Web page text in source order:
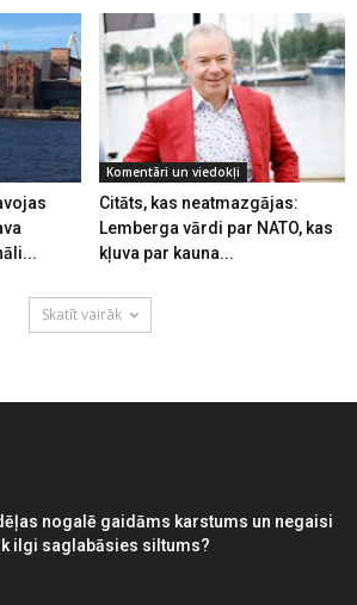
Komentāri un viedokļi
Citāts, kas neatmazgājas:
Lemberga vārdi par NATO, kas
kļuva par kauna...
Skatīt vairāk
nogalē gaidāms karstums un negaisi
ilgi saglabāsies siltums?